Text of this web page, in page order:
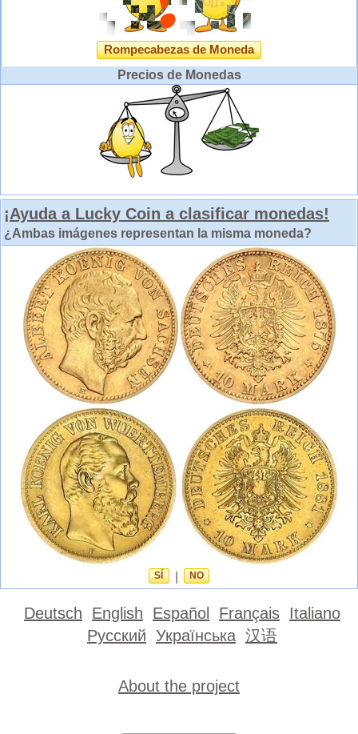
Rompecabezas de Moneda
Precios de Monedas
¡Ayuda a Lucky Coin a clasificar monedas!
¿Ambas imágenes representan la misma moneda?
SÍ NO
Deutsch English Español Français Italiano
Русский Українська 汉语
About the project